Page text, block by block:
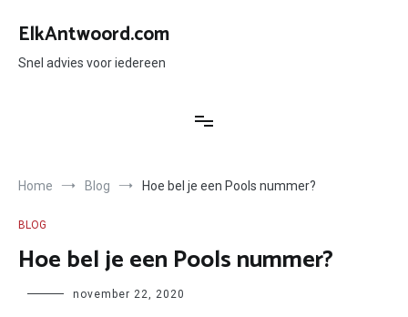
naar
inhoud
ElkAntwoord.com
Snel advies voor iedereen
Home Blog Hoe bel je een Pools nummer?
BLOG
Hoe bel je een Pools nummer?
Author november 22, 2020